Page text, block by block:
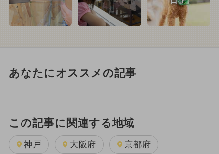
あなたにオススメの記事
この記事に関連する地域
神戸 大阪府 京都府